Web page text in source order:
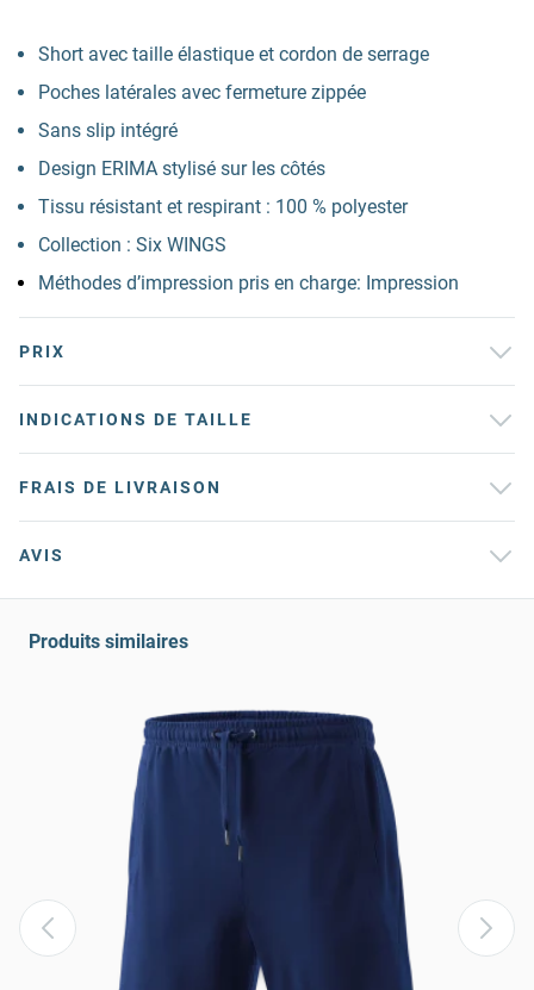
Short avec taille élastique et cordon de serrage
Poches latérales avec fermeture zippée
Sans slip intégré
Design ERIMA stylisé sur les côtés
Tissu résistant et respirant : 100 % polyester
Collection : Six WINGS
Méthodes d’impression pris en charge: Impression
PRIX
INDICATIONS DE TAILLE
FRAIS DE LIVRAISON
AVIS
Produits similaires